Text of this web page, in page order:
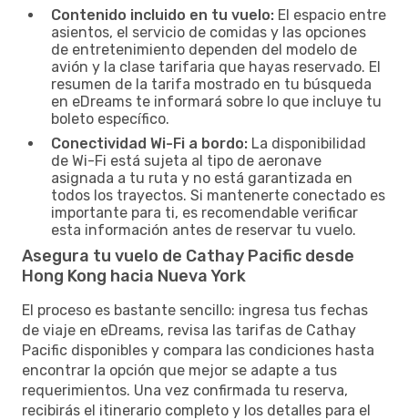
Contenido incluido en tu vuelo: El espacio entre
asientos, el servicio de comidas y las opciones
de entretenimiento dependen del modelo de
avión y la clase tarifaria que hayas reservado. El
resumen de la tarifa mostrado en tu búsqueda
en eDreams te informará sobre lo que incluye tu
boleto específico.
Conectividad Wi-Fi a bordo: La disponibilidad
de Wi-Fi está sujeta al tipo de aeronave
asignada a tu ruta y no está garantizada en
todos los trayectos. Si mantenerte conectado es
importante para ti, es recomendable verificar
esta información antes de reservar tu vuelo.
Asegura tu vuelo de Cathay Pacific desde
Hong Kong hacia Nueva York
El proceso es bastante sencillo: ingresa tus fechas
de viaje en eDreams, revisa las tarifas de Cathay
Pacific disponibles y compara las condiciones hasta
encontrar la opción que mejor se adapte a tus
requerimientos. Una vez confirmada tu reserva,
recibirás el itinerario completo y los detalles para el